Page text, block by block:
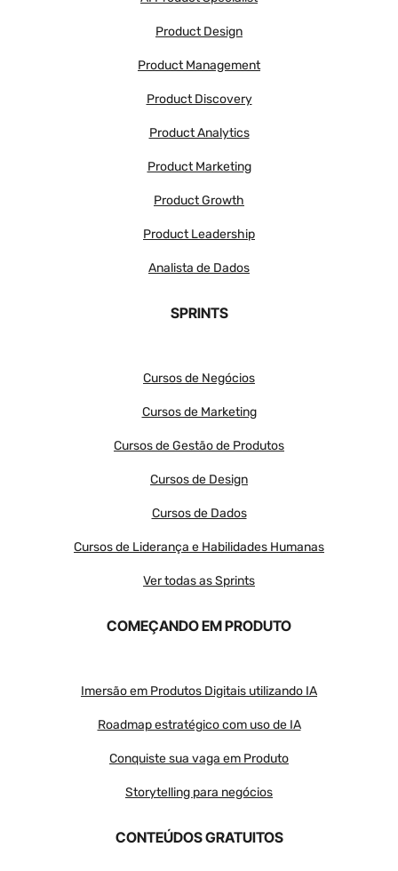
Product Design
Product Management
Product Discovery
Product Analytics
Product Marketing
Product Growth
Product Leadership
Analista de Dados
SPRINTS
Cursos de Negócios
Cursos de Marketing
Cursos de Gestão de Produtos
Cursos de Design
Cursos de Dados
Cursos de Liderança e Habilidades Humanas
Ver todas as Sprints
COMEÇANDO EM PRODUTO
Imersão em Produtos Digitais utilizando IA
Roadmap estratégico com uso de IA
Conquiste sua vaga em Produto
Storytelling para negócios
CONTEÚDOS GRATUITOS